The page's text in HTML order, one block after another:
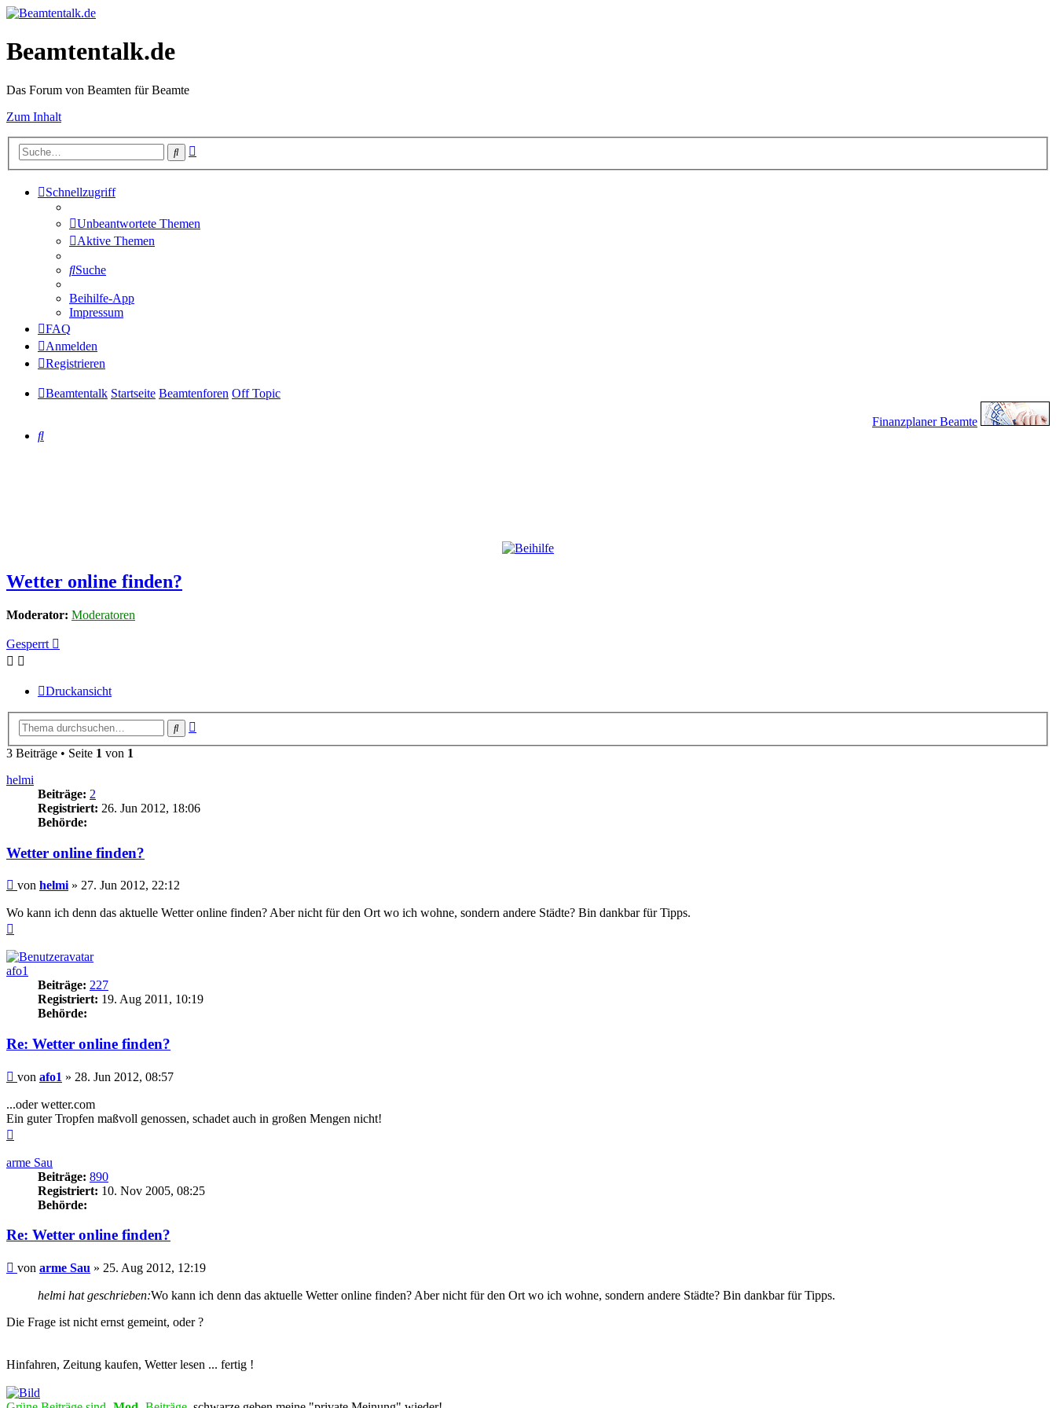
Beamtentalk.de
Das Forum von Beamten für Beamte
Zum Inhalt
Suche
Schnellzugriff
Unbeantwortete Themen
Aktive Themen
Suche
Beihilfe-App
Impressum
FAQ
Anmelden
Registrieren
Beamtentalk Startseite Beamtenforen Off Topic
Finanzplaner Beamte
Suche
Wetter online finden?
Moderator: Moderatoren
Gesperrt
Druckansicht
Suche
3 Beiträge • Seite 1 von 1
helmi
Beiträge: 2
Registriert: 26. Jun 2012, 18:06
Behörde:
Wetter online finden?
Beitrag
von helmi » 27. Jun 2012, 22:12
Wo kann ich denn das aktuelle Wetter online finden? Aber nicht für den Ort wo ich wohne, sondern andere Städte? Bin dankbar für Tipps.
afo1
Beiträge: 227
Registriert: 19. Aug 2011, 10:19
Behörde:
Re: Wetter online finden?
Beitrag
von afo1 » 28. Jun 2012, 08:57
...oder wetter.com
Ein guter Tropfen maßvoll genossen, schadet auch in großen Mengen nicht!
arme Sau
Beiträge: 890
Registriert: 10. Nov 2005, 08:25
Behörde:
Re: Wetter online finden?
Beitrag
von arme Sau » 25. Aug 2012, 12:19
helmi hat geschrieben:Wo kann ich denn das aktuelle Wetter online finden? Aber nicht für den Ort wo ich wohne, sondern andere Städte? Bin dankbar für Tipps.
Die Frage ist nicht ernst gemeint, oder ?
Hinfahren, Zeitung kaufen, Wetter lesen ... fertig !